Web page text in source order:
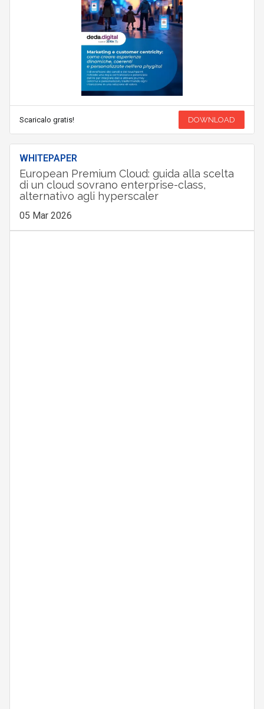
Scaricalo gratis! DOWNLOAD
WHITEPAPER
European Premium Cloud: guida alla scelta
di un cloud sovrano enterprise-class,
alternativo agli hyperscaler
05 Mar 2026